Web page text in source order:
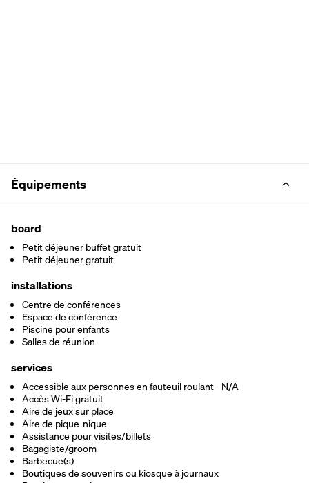
Équipements
board
Petit déjeuner buffet gratuit
Petit déjeuner gratuit
installations
Centre de conférences
Espace de conférence
Piscine pour enfants
Salles de réunion
services
Accessible aux personnes en fauteuil roulant - N/A
Accès Wi-Fi gratuit
Aire de jeux sur place
Aire de pique-nique
Assistance pour visites/billets
Bagagiste/groom
Barbecue(s)
Boutiques de souvenirs ou kiosque à journaux